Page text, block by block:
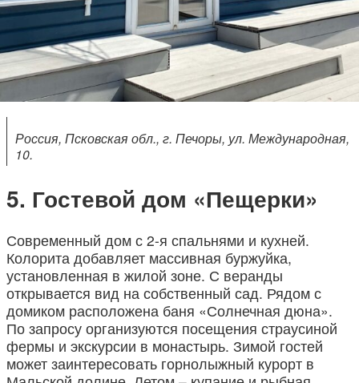
Россия, Псковская обл., г. Печоры, ул. Международная,
10.
Гостевой дом «Пещерки»
Современный дом с 2-я спальнями и кухней.
Колорита добавляет массивная буржуйка,
установленная в жилой зоне. С веранды
открывается вид на собственный сад. Рядом с
домиком расположена баня «Солнечная дюна».
По запросу организуются посещения страусиной
фермы и экскурсии в монастырь. Зимой гостей
может заинтересовать горнолыжный курорт в